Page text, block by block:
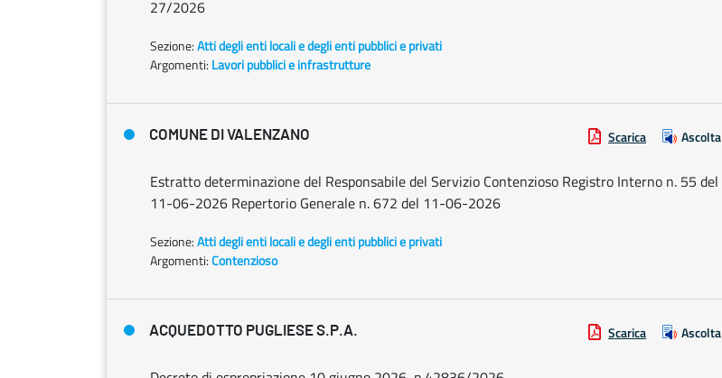
27/2026
Sezione:Atti degli enti locali e degli enti pubblici e privati
Argomenti: Lavori pubblici e infrastrutture
COMUNE DI VALENZANO Scarica Ascolta
Estratto determinazione del Responsabile del Servizio Contenzioso Registro Interno n. 55 del
11-06-2026 Repertorio Generale n. 672 del 11-06-2026
Sezione:Atti degli enti locali e degli enti pubblici e privati
Argomenti:Contenzioso
ACQUEDOTTO PUGLIESE S.P.A. Scarica Ascolta